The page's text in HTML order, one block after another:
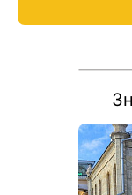
Питание и
проживания